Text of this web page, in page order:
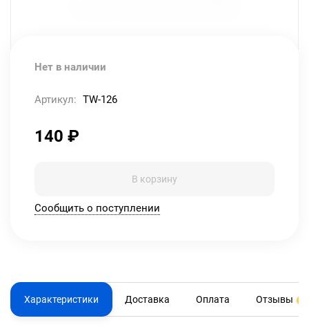
Нет в наличии
Артикул: TW-126
140 ₽
В корзину
Сообщить о поступлении
Характеристики Доставка Оплата Отзывы